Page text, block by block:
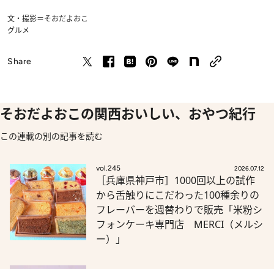
文・撮影＝そおだよおこ
グルメ
Share
そおだよおこの関西おいしい、おやつ紀行
この連載の別の記事を読む
vol.245 2026.07.12
［兵庫県神戸市］1000回以上の試作
から舌触りにこだわった100種余りの
フレーバーを週替わりで販売「米粉シ
フォンケーキ専門店 MERCI（メルシ
ー）」